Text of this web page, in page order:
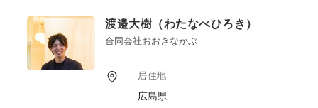
渡邉大樹（わたなべひろき）
合同会社おおきなかぶ
居住地
広島県